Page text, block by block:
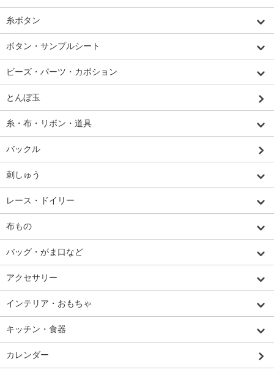
糸ボタン
ボタン・サンプルシート
ビーズ・パーツ・カボション
とんぼ玉
糸・布・リボン・道具
バックル
刺しゅう
レース・ドイリー
布もの
バッグ・がま口など
アクセサリー
インテリア・おもちゃ
キッチン・食器
カレンダー